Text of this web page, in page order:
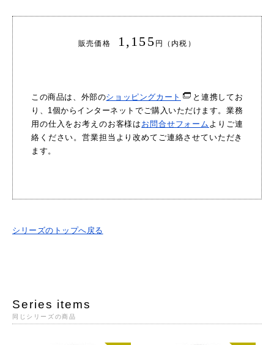
販売価格 1,155 円（内税）
この商品は、外部のショッピングカート
と連携してお
り、1個からインターネットでご購入いただけます。業務
用の仕入をお考えのお客様は お問合せフォーム よりご連
絡ください。営業担当より改めてご連絡させていただき
ます。
シリーズのトップへ戻る
Series items
同じシリーズの商品